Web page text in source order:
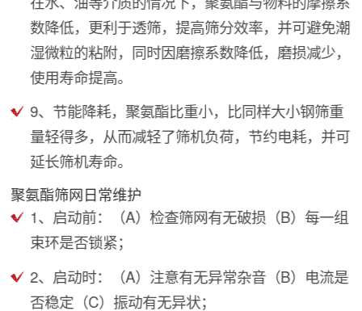
数降低，更利于透筛，提高筛分效率，并可避免潮
湿微粒的粘附，同时因磨擦系数降低，磨损减少，
使用寿命提高。
9、节能降耗，聚氨酯比重小，比同样大小钢筛重
量轻得多，从而减轻了筛机负荷，节约电耗，并可
延长筛机寿命。
聚氨酯筛网日常维护
1、启动前：（A）检查筛网有无破损（B）每一组
束环是否锁紧；
2、启动时：（A）注意有无异常杂音（B）电流是
否稳定（C）振动有无异状；